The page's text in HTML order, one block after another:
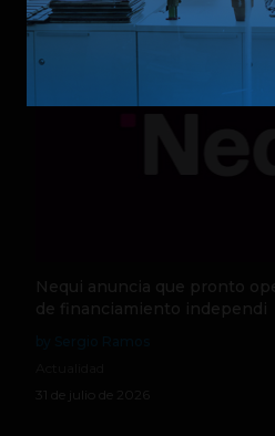
Nequi anuncia que pronto
de financiamiento independi
31 de julio de 2026